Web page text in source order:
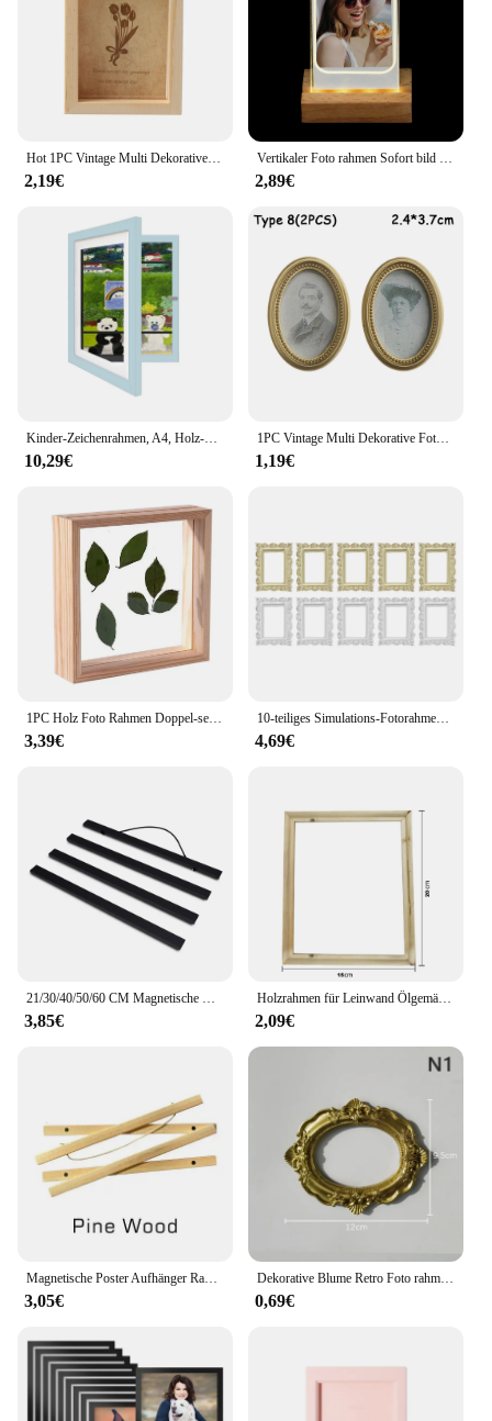
Hot 1PC Vintage Multi Dekorative Holz Foto Rahmen Online Home Decor Kunst Hochzeit Mini Bilder Rahmen DIY Familie Hause decor
2,19€
Vertikaler Foto rahmen Sofort bild kamera Acryl LED Licht 3 Zoll Bild halter Foto tisch für Fujifilm Instax Mini Desktop Dekor
2,89€
Kinder-Zeichenrahmen, A4, Holz-Posterrahmen für Wände, Kinder-Kunstrahmen, austauschbare Kinderbilder, Präsentationsrahmen, Heimdekoration
10,29€
1PC Vintage Multi Dekorative Foto Rahmen Online Home Decor Kunst Holz Hochzeit Mini Bilder Rahmen DIY Familie Home Decor
1,19€
1PC Holz Foto Rahmen Doppel-seitige Glas Foto Rahmen Home Dekoration Handwerk Sägemehl Foto Rahmen Hause Handwerk Desktop dekoration
3,39€
10-teiliges Simulations-Fotorahmen-Zubehör, dekorative Bilderrahmen, Vintage-Stil, für Zuhause, Schießen, Requisiten, Schmuck, Display, Handyhülle, Mini
4,69€
21/30/40/50/60 CM Magnetische Holz Scroll Poster Rahmen Foto Halter Print Poster Foto Poster Malerei holz Hängen Wohnkultur
3,85€
Holzrahmen für Leinwand Ölgemälde Natur DIY Rahmen Bild inneren Bilderrahmen
2,09€
Magnetische Poster Aufhänger Rahmen Teak Holz Kleiderbügel Rahmen Natürliche Malerei Foto Rahmen Leinwand Wand Kunst Handwerk Rahmen Kunst Aufhänger
3,05€
Dekorative Blume Retro Foto rahmen Hochzeit Wohnkultur Desktop Bilderrahmen klassischen Barock kleinen Foto rahmen
0,69€